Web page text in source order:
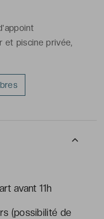
et piscine privée,
chaînes
avant 11h
(possibilité de